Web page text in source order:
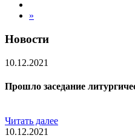
»
Новости
10.12.2021
Прошло заседание
Читать далее
10.12.2021